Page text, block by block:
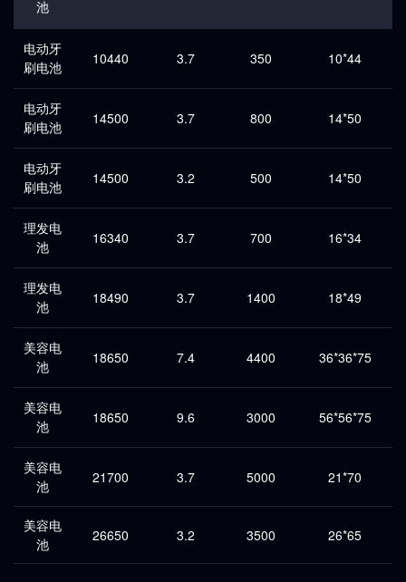
池
电动牙
刷电池
10440 3.7 350 10*44
电动牙
刷电池
14500 3.7 800 14*50
电动牙
刷电池
14500 3.2 500 14*50
理发电
池
16340 3.7 700 16*34
理发电
池
18490 3.7 1400 18*49
美容电
池
18650 7.4 4400 36*36*75
美容电
池
18650 9.6 3000 56*56*75
美容电
池
21700 3.7 5000 21*70
美容电
池
26650 3.2 3500 26*65